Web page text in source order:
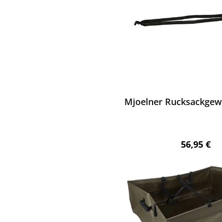
Mjoelner
Regulärer
56,95 €